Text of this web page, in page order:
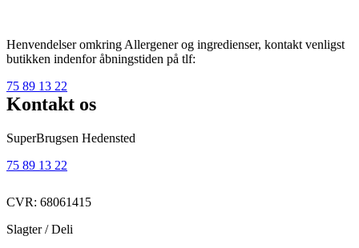
Henvendelser omkring Allergener og ingredienser, kontakt venligst
butikken indenfor åbningstiden på tlf:
75 89 13 22
Kontakt os
SuperBrugsen Hedensted
75 89 13 22
CVR: 68061415
Slagter / Deli